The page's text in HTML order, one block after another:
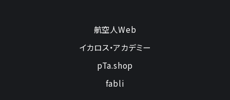
航空人Web
イカロス・アカデミー
pTa.shop
fabli